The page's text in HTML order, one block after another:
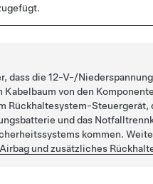
dass die 12-V-/
Kabelbaum von den
Rückhaltesystem-Steuergerät,
und das
kommen.
Airbag und zusätzliches